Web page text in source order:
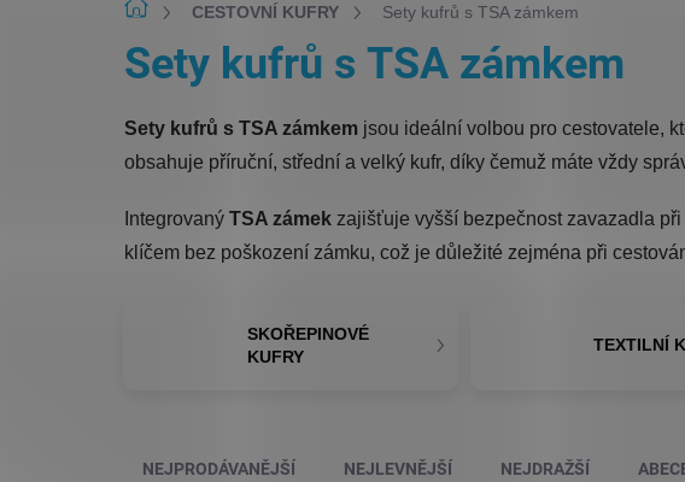
DomůCESTOVNÍ KUFRY Sety kufrů s TSA zámkem
Sety kufrů s TSA zámkem
Sety kufrů s TSA zámkem jsou ideální volbou pro cestovatele,
obsahuje příruční, střední a velký kufr, díky čemuž máte vždy
Integrovaný TSA zámek zajišťuje vyšší bezpečnost zavazadla
klíčem bez poškození zámku, což je důležité zejména při
SKOŘEPINOVÉ
KUFRY
TEXTILNÍ
NEJPRODÁVANĚJŠÍ NEJLEVNĚJŠÍ NEJDRAŽŠÍ